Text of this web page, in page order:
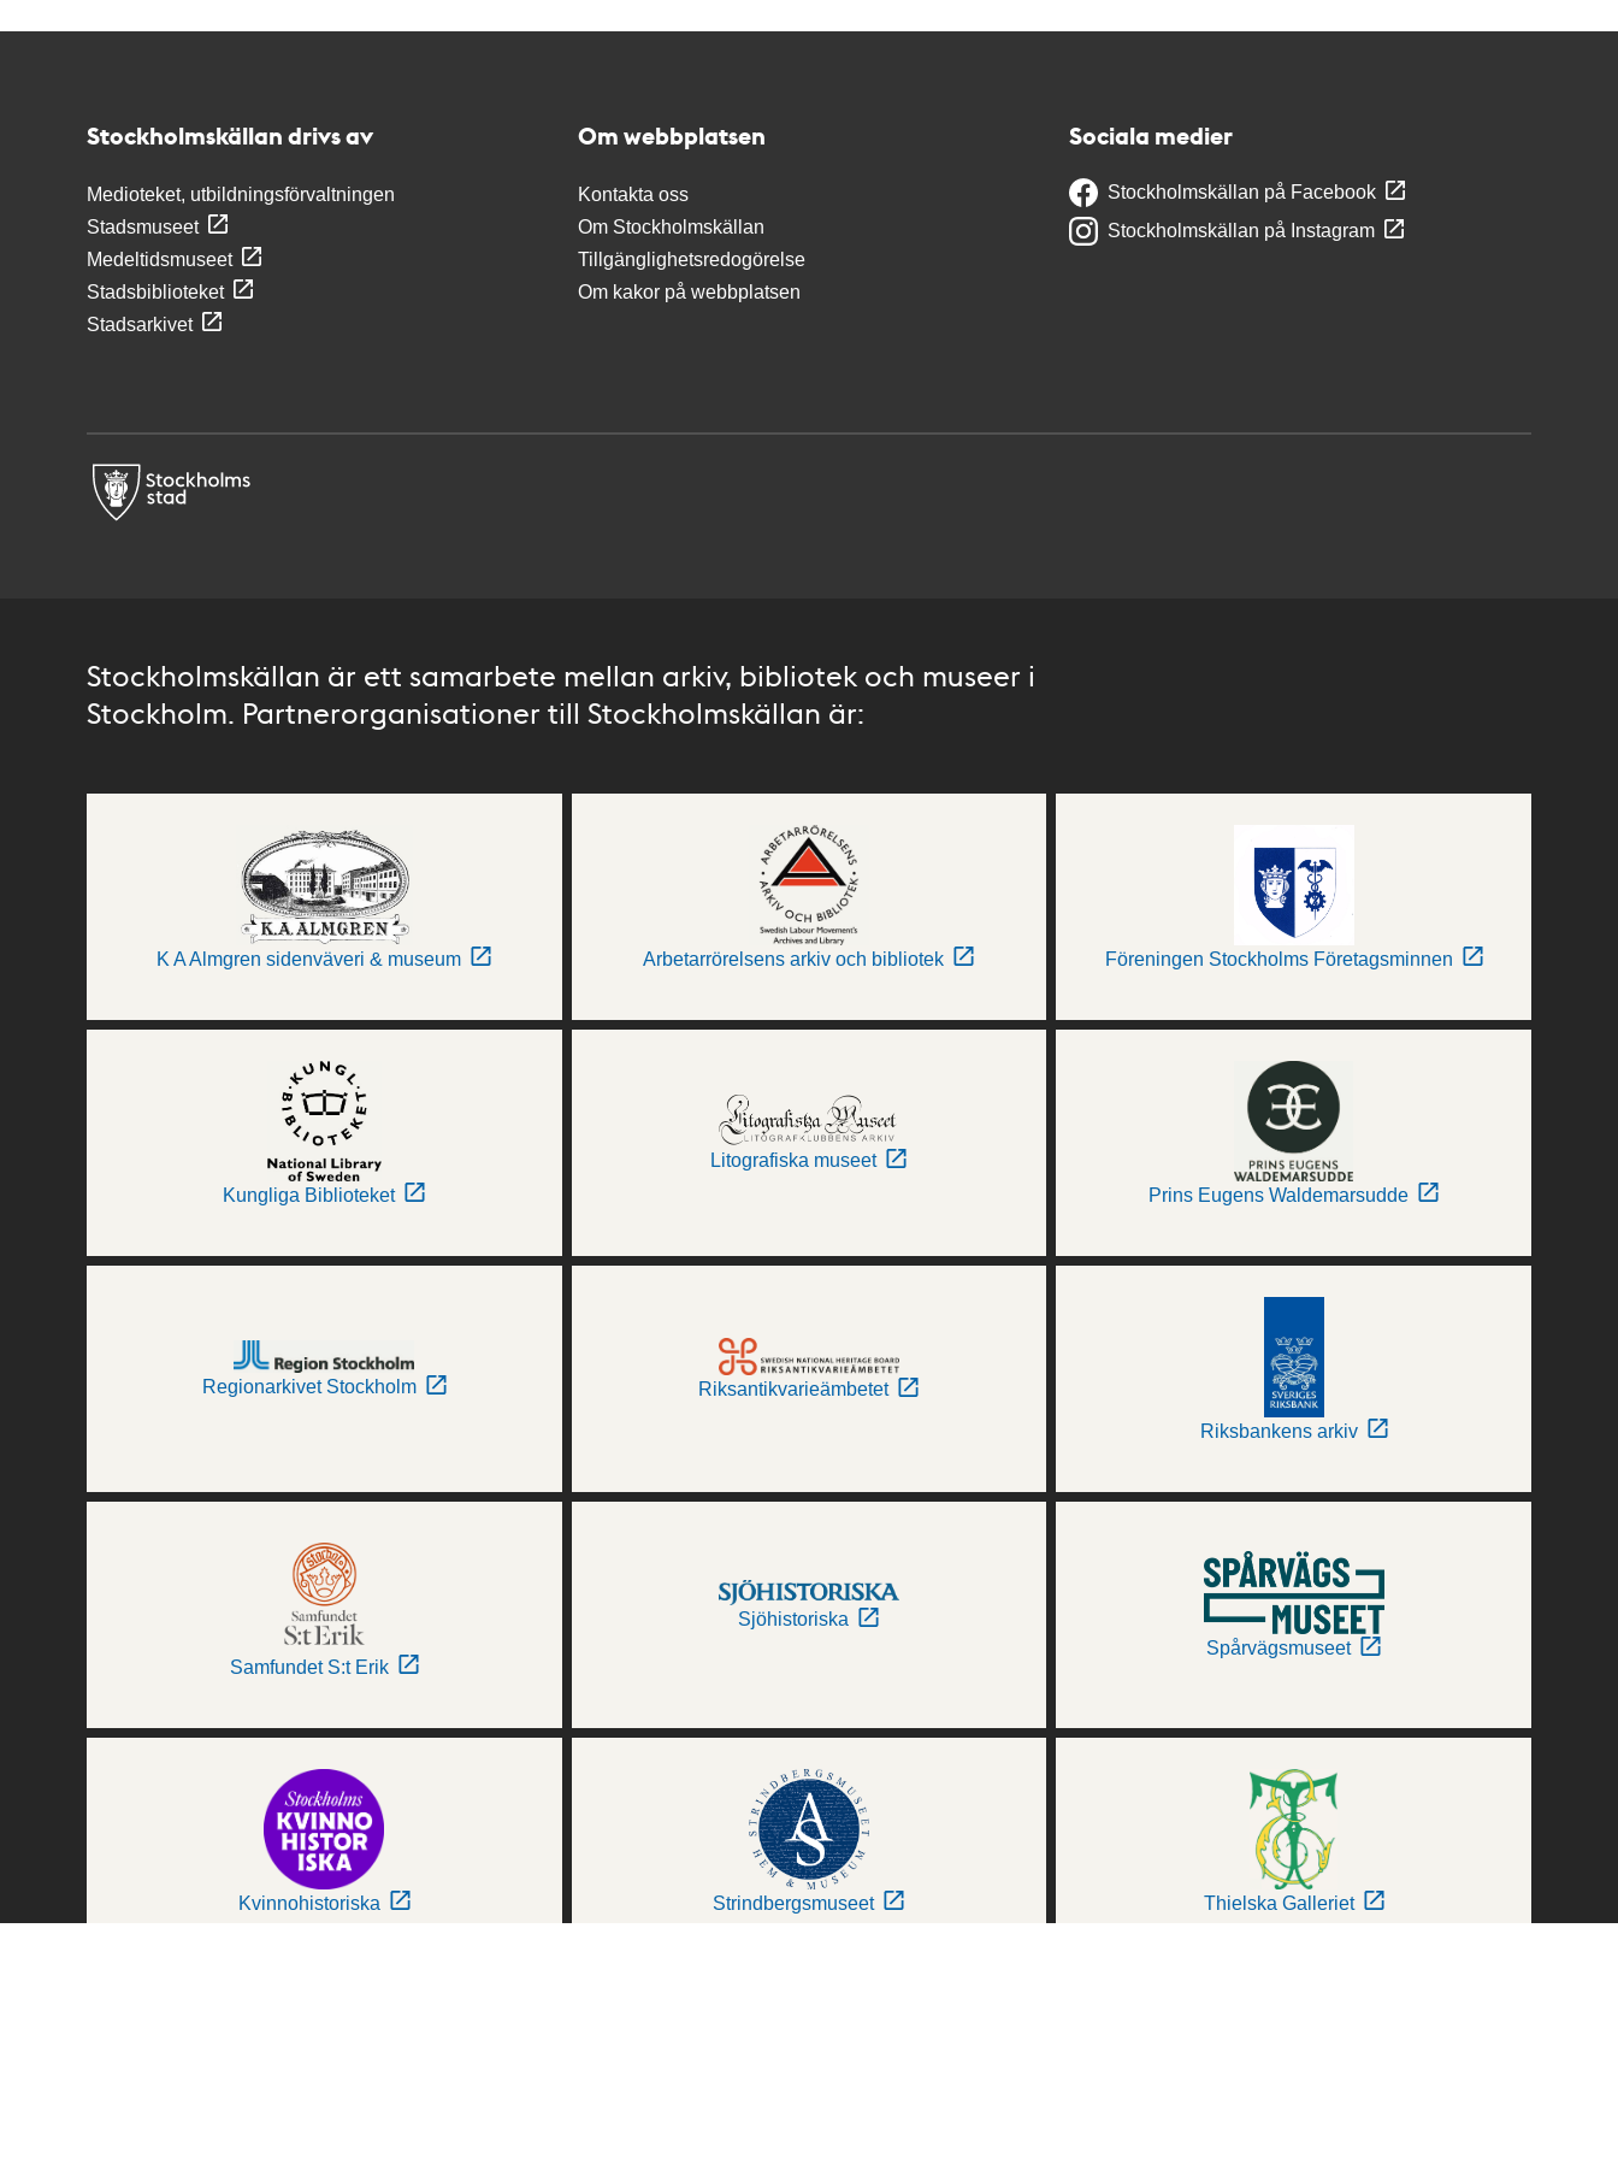
Stockholmskällan drivs av
Medioteket, utbildningsförvaltningen
Stadsmuseet
Medeltidsmuseet
Stadsbiblioteket
Stadsarkivet
Om webbplatsen
Kontakta oss
Om Stockholmskällan
Tillgänglighetsredogörelse
Om kakor på webbplatsen
Sociala medier
Stockholmskällan på Facebook
Stockholmskällan på Instagram
Stockholmskällan är ett samarbete mellan arkiv, bibliotek och museer i
Stockholm. Partnerorganisationer till Stockholmskällan är:
K A Almgren sidenväveri & museum Arbetarrörelsens arkiv och bibliotek Föreningen Stockholms Företagsminnen
Kungliga Biblioteket
Litografiska museet
Prins Eugens Waldemarsudde
Regionarkivet Stockholm Riksantikvarieämbetet
Riksbankens arkiv
Samfundet S:t Erik
Sjöhistoriska
Spårvägsmuseet
Kvinnohistoriska Strindbergsmuseet Thielska Galleriet